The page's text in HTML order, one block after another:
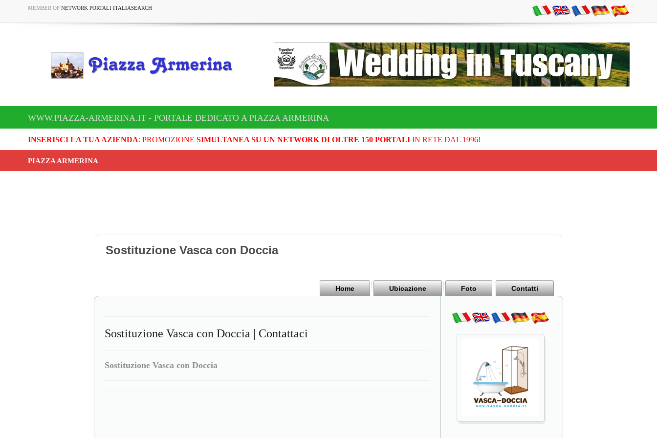
MEMBER OF NETWORK PORTALI ITALIASEARCH
WWW.PIAZZA-ARMERINA.IT - PORTALE DEDICATO A PIAZZA ARMERINA
INSERISCI LA TUA AZIENDA: PROMOZIONE SIMULTANEA SU UN NETWORK DI OLTRE 150 PORTALIIN RETE DAL 1996!
PIAZZA ARMERINA
Sostituzione Vasca con Doccia
Home Ubicazione Foto Contatti
Sostituzione Vasca con Doccia | Contattaci
Sostituzione Vasca con Doccia